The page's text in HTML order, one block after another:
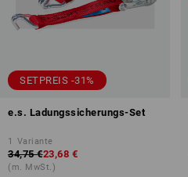
SETPREIS -31%
e.s. Ladungssicherungs-Set
1 Variante
34,75 €23,68 €
(m. MwSt.)